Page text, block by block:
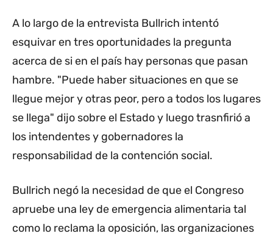
A lo largo de la entrevista Bullrich intentó
esquivar en tres oportunidades la pregunta
acerca de si en el país hay personas que pasan
hambre. "Puede haber situaciones en que se
llegue mejor y otras peor, pero a todos los lugares
se llega" dijo sobre el Estado y luego trasnfirió a
los intendentes y gobernadores la
responsabilidad de la contención social.
Bullrich negó la necesidad de que el Congreso
apruebe una ley de emergencia alimentaria tal
como lo reclama la oposición, las organizaciones